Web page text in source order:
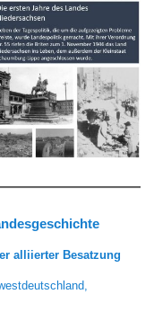
alliierter Besatzung